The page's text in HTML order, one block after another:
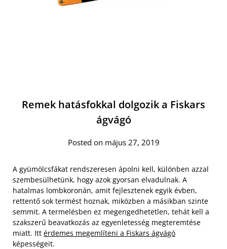
Remek hatásfokkal dolgozik a Fiskars
ágvágó
Posted on május 27, 2019
A gyümölcsfákat rendszeresen ápolni kell, különben azzal
szembesülhetünk, hogy azok gyorsan elvadulnak. A
hatalmas lombkoronán, amit fejlesztenek egyik évben,
rettentő sok termést hoznak, miközben a másikban szinte
semmit. A termelésben ez megengedhetetlen, tehát kell a
szakszerű beavatkozás az egyenletesség megteremtése
miatt. Itt érdemes megemlíteni a Fiskars ágvágó
képességeit.